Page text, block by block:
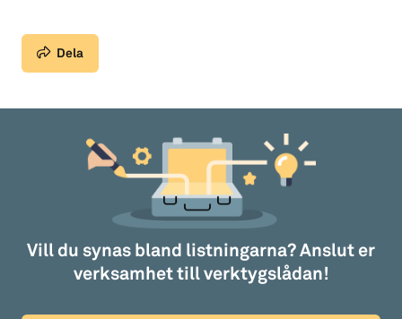
Dela
Vill du synas bland listningarna? Anslut er
verksamhet till verktygslådan!